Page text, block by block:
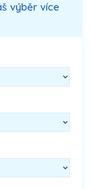
výběr více